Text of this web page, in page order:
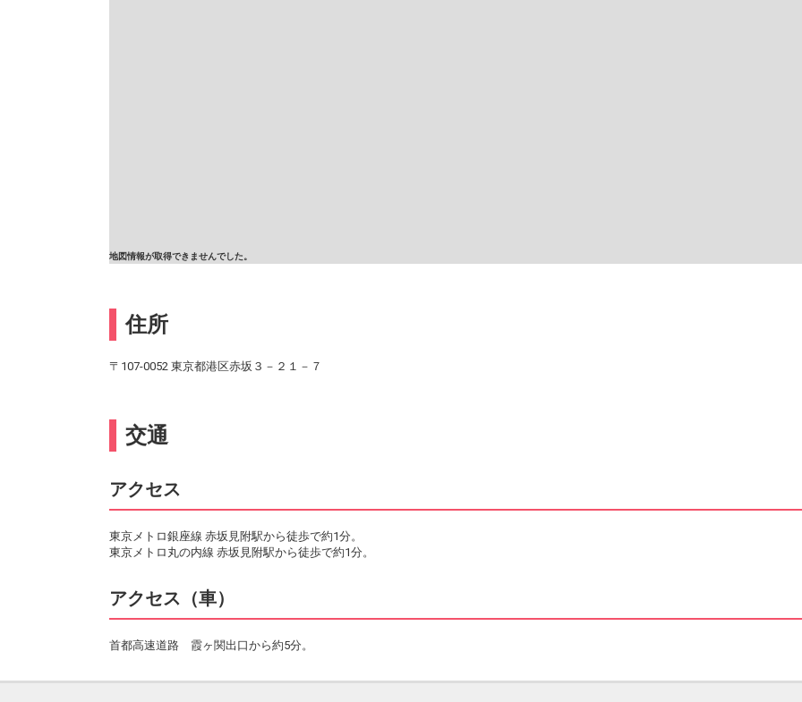
地図情報が取得できませんでした。
住所
〒107-0052 東京都港区赤坂３－２１－７
交通
アクセス
東京メトロ銀座線 赤坂見附駅から徒歩で約1分。
東京メトロ丸の内線 赤坂見附駅から徒歩で約1分。
アクセス（車）
首都高速道路 霞ヶ関出口から約5分。